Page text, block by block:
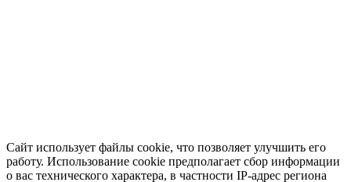
Сайт использует файлы cookie, что позволяет улучшить его
работу. Использование cookie предполагает сбор информации
о вас технического характера, в частности IP-адрес региона